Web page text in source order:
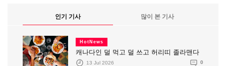
인기 기사 많이 본 기사
HotNews
캐나다인 덜 먹고 덜 쓰고 허리띠 졸라맨다
13 Jul 2026 0